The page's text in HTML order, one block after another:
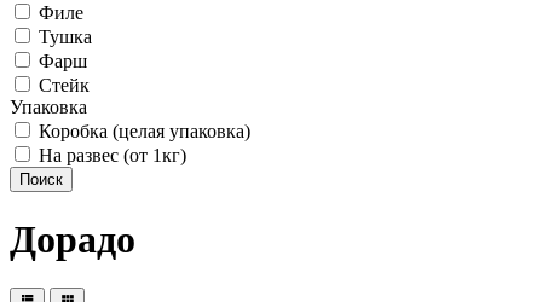
Филе
Тушка
Фарш
Стейк
Упаковка
Коробка (целая упаковка)
На развес (от 1кг)
Поиск
Дорадо